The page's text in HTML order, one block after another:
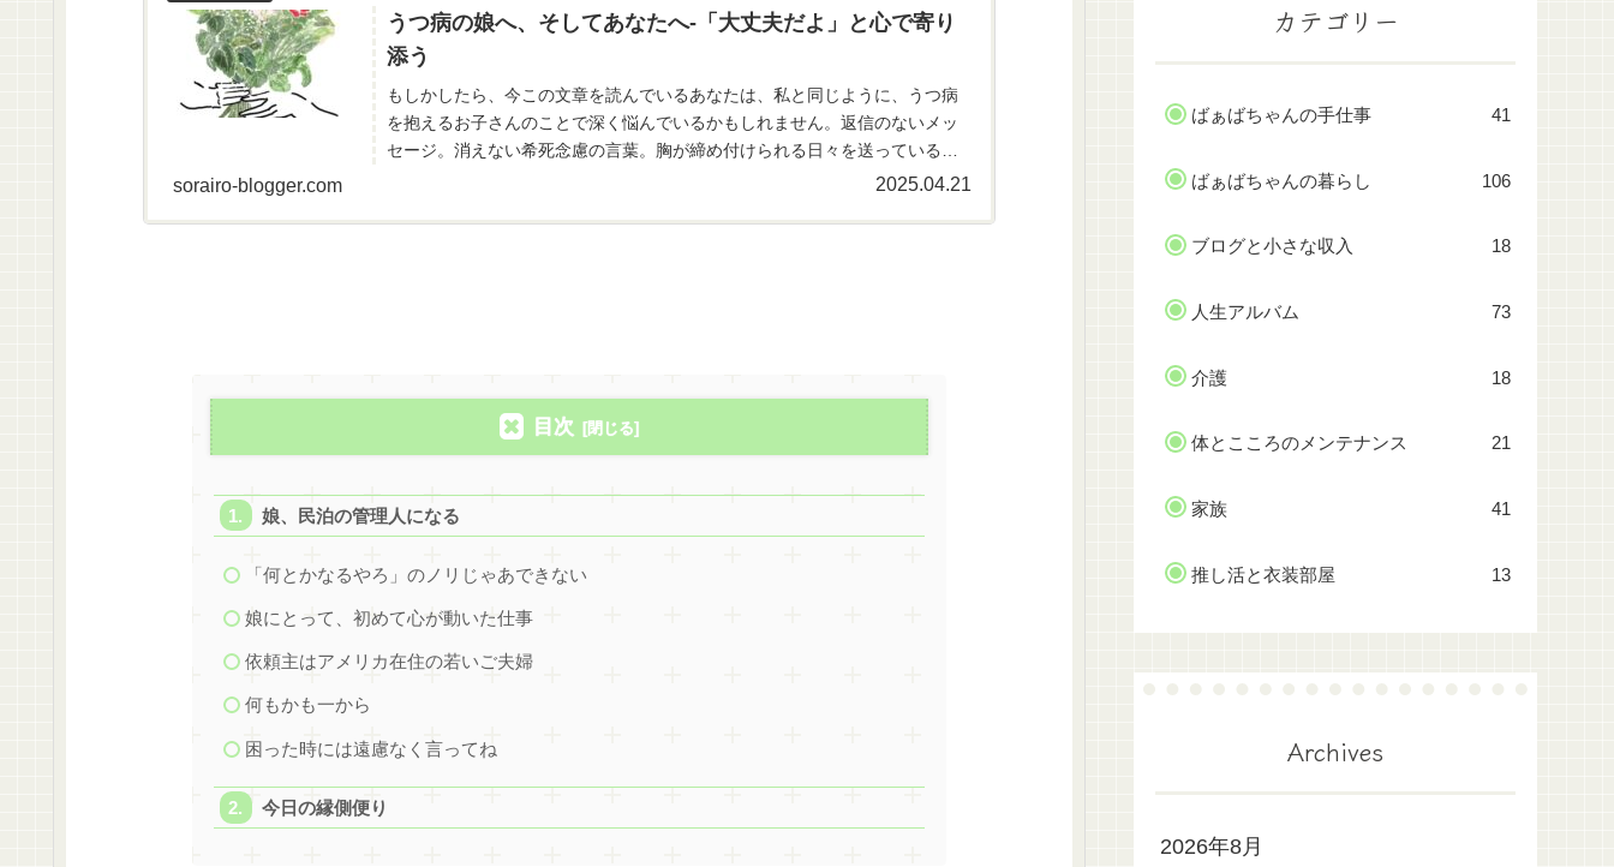
うつ病の娘へ、そしてあなたへ-「大丈夫だよ」と心で寄り
添う
もしかしたら、今この文章を読んでいるあなたは、私と同じように、うつ病
を抱えるお子さんのことで深く悩んでいるかもしれません。返信のないメッ
セージ。消えない希死念慮の言葉。胸が締め付けられる日々を送っているの
sorairo-blogger.com 2025.04.21
目次
娘、民泊の管理人になる
「何とかなるやろ」のノリじゃあできない
娘にとって、初めて心が動いた仕事
依頼主はアメリカ在住の若いご夫婦
何もかも一から
困った時には遠慮なく言ってね
今日の縁側便り
カテゴリー
ばぁばちゃんの手仕事 41
ばぁばちゃんの暮らし 106
ブログと小さな収入 18
人生アルバム 73
介護 18
体とこころのメンテナンス 21
家族 41
推し活と衣装部屋 13
Archives
2026年8月